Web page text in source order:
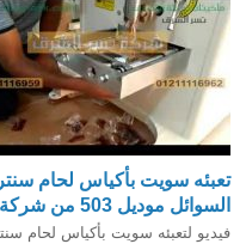
تعبئه سويت بأكياس لحام
السوائل موديل 503 من شركة نسر الشرق
فيديو لتعبئه سويت بأكياس لحام